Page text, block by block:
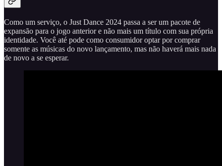
Como um serviço, o Just Dance 2024 passa a ser um pacote de
expansão para o jogo anterior e não mais um título com sua própria
identidade. Você até pode como consumidor optar por comprar
somente as músicas do novo lançamento, mas não haverá mais nada
de novo a se esperar.